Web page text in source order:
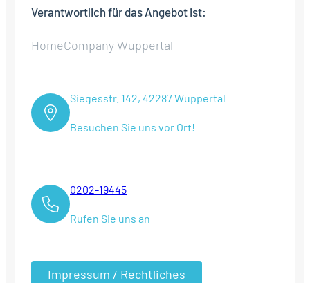
Verantwortlich für das Angebot ist:
HomeCompany Wuppertal
Siegesstr. 142, 42287 Wuppertal
Besuchen Sie uns vor Ort!
0202-19445
Rufen Sie uns an
Impressum / Rechtliches